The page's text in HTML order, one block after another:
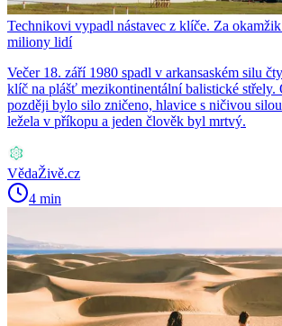
Technikovi vypadl nástavec z klíče. Za
miliony lidí
Večer 18. září 1980 spadl v arkansaském silu
klíč na plášť mezikontinentální balistické střely.
později bylo silo zničeno, hlavice s ničivou
ležela v příkopu a jeden člověk byl mrtvý.
VědaŽivě.cz
4 min